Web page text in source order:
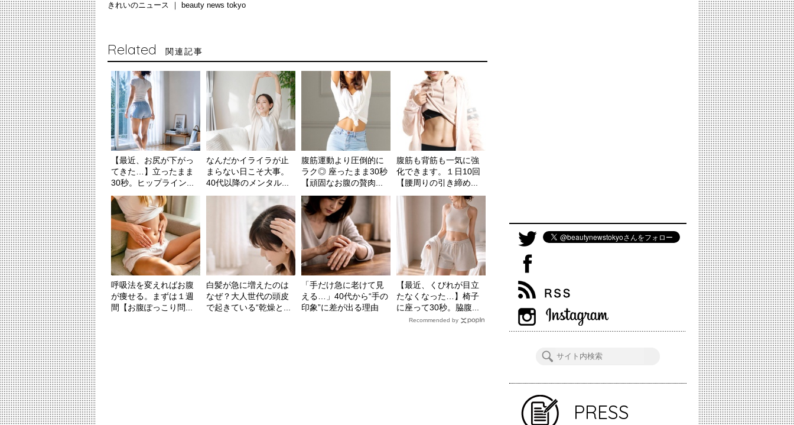
きれいのニュース ｜
beauty news tokyo
Related 関連記事
【最近、お尻が下がっ
てきた…】立ったまま
30秒。ヒップライン...
なんだかイライラが止
まらない日こそ大事。
40代以降のメンタル...
腹筋運動より圧倒的に
ラク◎ 座ったまま30秒
【頑固なお腹の贅肉...
腹筋も背筋も一気に強
化できます。１日10回
【腰周りの引き締め...
呼吸法を変えればお腹
が痩せる。まずは１週
間【お腹ぽっこり問...
白髪が急に増えたのは
なぜ？大人世代の頭皮
で起きている“乾燥と...
「手だけ急に老けて見
える…」40代から“手の
印象”に差が出る理由
【最近、くびれが目立
たなくなった…】椅子
に座って30秒。脇腹...
Recommended by
PRESS